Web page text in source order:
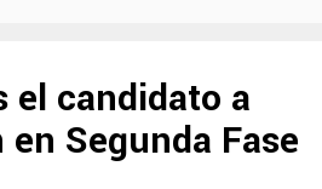
el candidato a
Segunda Fase